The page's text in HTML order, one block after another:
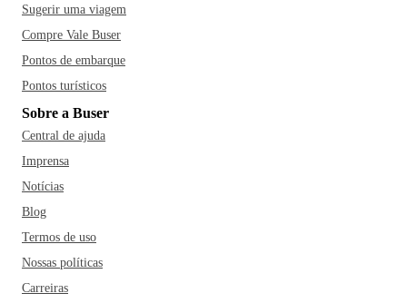
Sugerir uma viagem
Compre Vale Buser
Pontos de embarque
Pontos turísticos
Sobre a Buser
Central de ajuda
Imprensa
Notícias
Blog
Termos de uso
Nossas políticas
Carreiras